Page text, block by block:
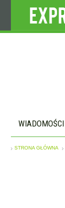
WIADOMOŚCI
STRONA GŁÓWNA